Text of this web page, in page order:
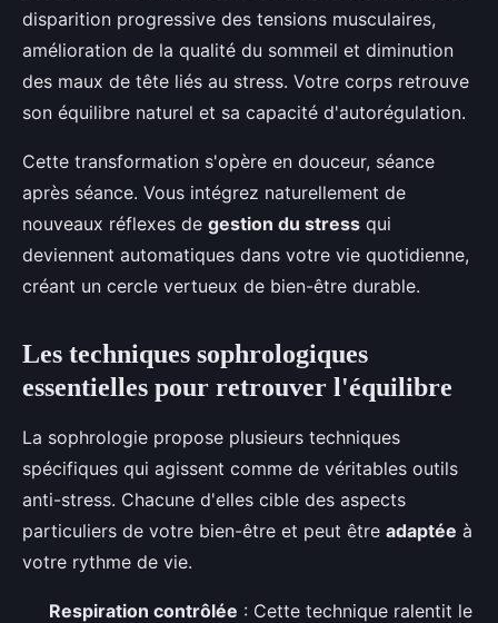
disparition progressive des tensions musculaires,
amélioration de la qualité du sommeil et diminution
des maux de tête liés au stress. Votre corps retrouve
son équilibre naturel et sa capacité d'autorégulation.
Cette transformation s'opère en douceur, séance
après séance. Vous intégrez naturellement de
nouveaux réflexes de gestion du stress qui
deviennent automatiques dans votre vie quotidienne,
créant un cercle vertueux de bien-être durable.
Les techniques sophrologiques
essentielles pour retrouver l'équilibre
La sophrologie propose plusieurs techniques
spécifiques qui agissent comme de véritables outils
anti-stress. Chacune d'elles cible des aspects
particuliers de votre bien-être et peut être adaptée à
votre rythme de vie.
Respiration contrôlée : Cette technique ralentit le